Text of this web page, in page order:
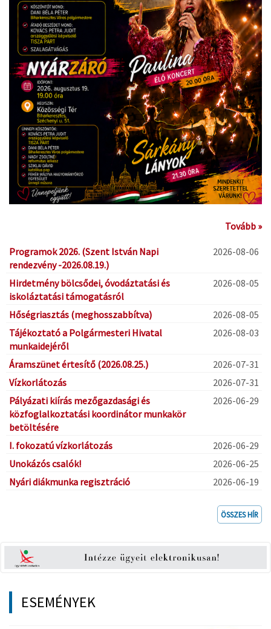
Tovább »
Programok 2026. (Szent István Napi
rendezvény -2026.08.19.)
2026-08-06
Hirdetmény bölcsődei, óvodáztatási és
iskoláztatási támogatásról
2026-08-05
Hőségriasztás (meghosszabbítva)
2026-08-05
Tájékoztató a Polgármesteri Hivatal
munkaidejéről
2026-08-03
Áramszünet értesítő (2026.08.25.)
2026-07-31
Vízkorlátozás
2026-07-31
Pályázati kiírás mezőgazdasági és
közfoglalkoztatási koordinátor munkakör
betöltésére
2026-06-29
I. fokozatú vízkorlátozás
2026-06-29
Unokázós csalók!
2026-06-25
Nyári diákmunka regisztráció
2026-06-19
ÖSSZES HÍR
ESEMÉNYEK